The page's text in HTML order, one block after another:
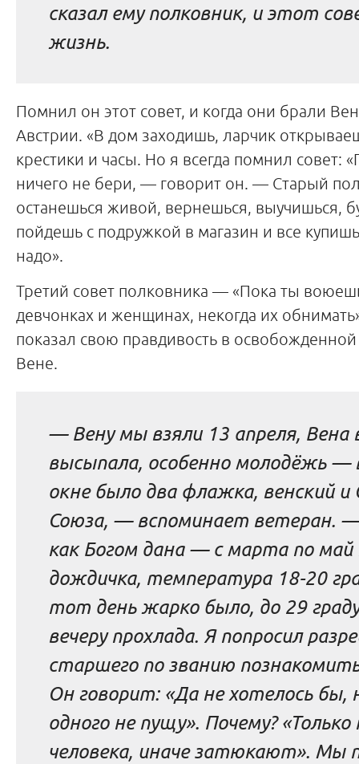
сказал ему полковник, и этот
жизнь.
Помнил он этот совет, и когда они брали
Австрии. «В дом заходишь, ларчик
крестики и часы. Но я всегда помнил совет:
ничего не бери, — говорит он. — Старый
останешься живой, вернешься, выучишься,
пойдешь с подружкой в магазин и все
надо».
Третий совет полковника — «Пока ты
девчонках и женщинах, некогда их
показал свою правдивость в
Вене.
— Вену мы взяли 13 апреля, Вена
высыпала, особенно молодёжь —
окне было два флажка, венский и
Союза, — вспоминает ветеран.
как Богом дана — с марта по май
дождичка, температура 18-20
тот день жарко было, до 29
вечеру прохлада. Я попросил
старшего по званию
Он говорит: «Да не хотелось бы,
одного не пущу». Почему? «Только
человека, иначе затюкают». Мы